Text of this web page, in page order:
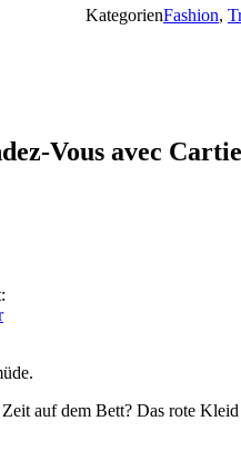
KategorienFashion,
Vous avec
auf dem Bett? Das rote